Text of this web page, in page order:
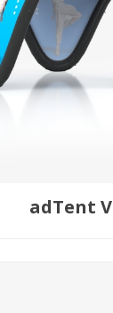
adTent V